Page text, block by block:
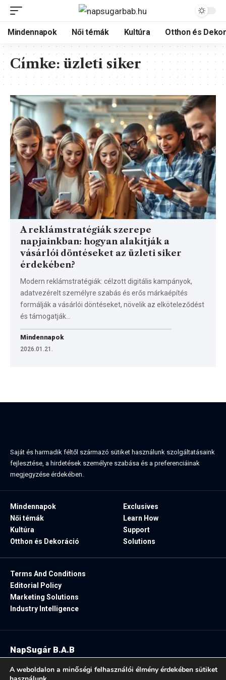
Mindennapok Női témák Kultúra Otthon és
Címke: üzleti siker
A reklámstratégiák szerepe
napjainkban: hogyan alakítják a
vásárlói döntéseket az üzleti siker
érdekében?
Modern reklámstratégiák: célzott digitális kampányok,
adatvezérelt személyre szabás és erős márkaépítés
formálják a vásárlói döntéseket, növelik az elköteleződést
és támogatják…
Mindennapok
2026.01.21.
Saját és harmadik féltől származó sütiket használunk szolgáltatásaink
fejlesztése, a hirdetések személyre szabása és a preferenciáinak
megjegyzése érdekében.
Mindennapok
Női témák
Kultúra
Otthon és Dekoráció
Exclusives
Learn How
Support
Solutions
Terms And Conditions
Editorial Policy
Marketing Solutions
Industry Intelligence
NapSugár B.A.B
A weboldalon a minőségi felhasználói élmény érdekében sütiket